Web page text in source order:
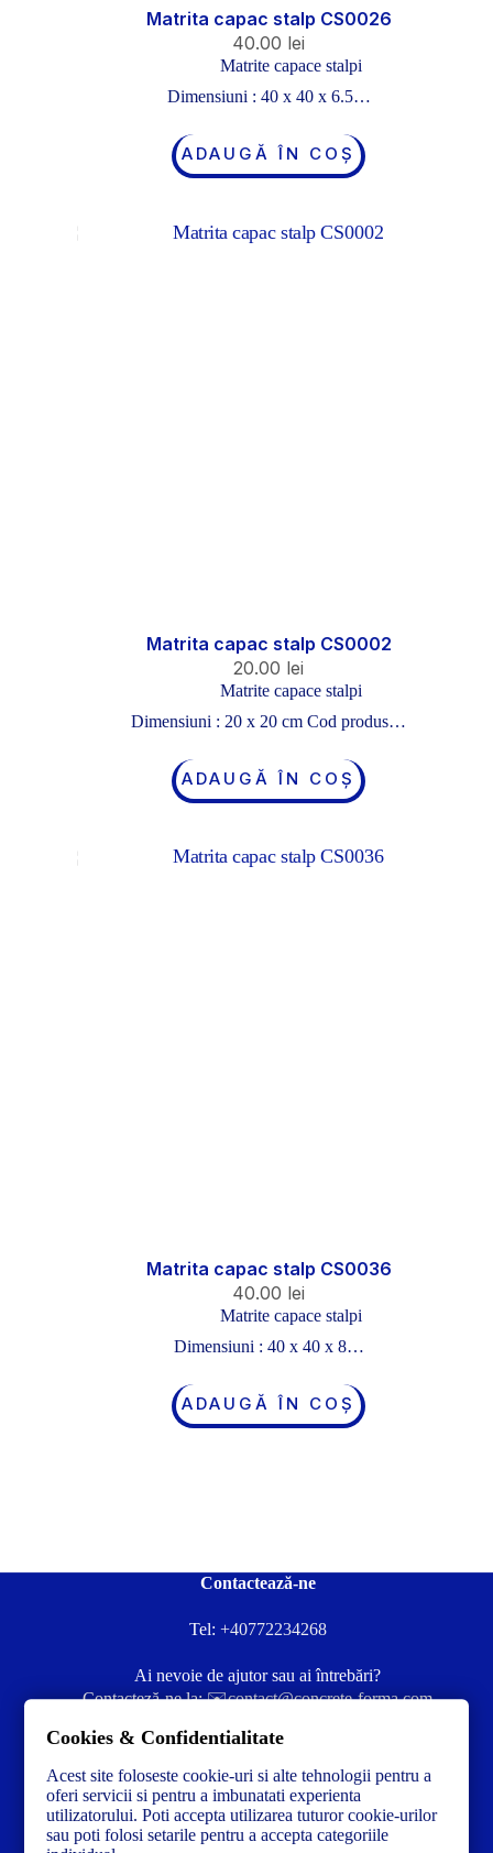
Matrita capac stalp CS0026
40.00 lei
Matrite capace stalpi
Dimensiuni : 40 x 40 x 6.5…
ADAUGĂ ÎN COȘ
Matrita capac stalp CS0002
20.00 lei
Matrite capace stalpi
Dimensiuni : 20 x 20 cm Cod produs…
ADAUGĂ ÎN COȘ
Matrita capac stalp CS0036
40.00 lei
Matrite capace stalpi
Dimensiuni : 40 x 40 x 8…
ADAUGĂ ÎN COȘ
Contactează-ne
Tel: +40772234268
Ai nevoie de ajutor sau ai întrebări?
Contacteză-ne la:✉️contact@concrete-forma.com
Cookies & Confidentialitate
Acest site foloseste cookie-uri si alte tehnologii pentru a
oferi servicii si pentru a imbunatati experienta
utilizatorului. Poti accepta utilizarea tuturor cookie-urilor
sau poti folosi setarile pentru a accepta categoriile